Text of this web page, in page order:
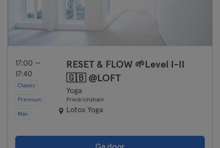
17:00 —
17:40
Classic
Premium
Max
RESET & FLOW 🌱Level I-II
🇬🇧 @LOFT
Yoga
Friedrichshain
Lotos Yoga